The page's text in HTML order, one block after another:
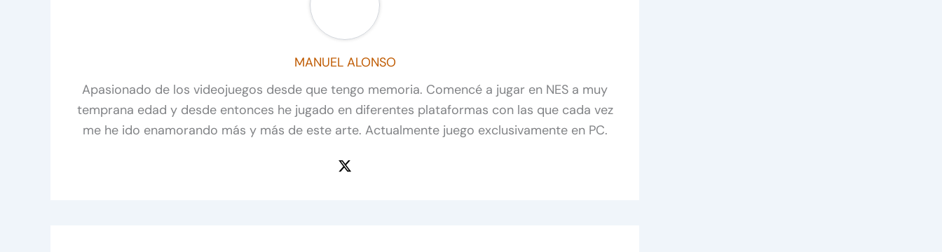
MANUEL ALONSO
Apasionado de los videojuegos desde que tengo memoria. Comencé a jugar en NES a muy
temprana edad y desde entonces he jugado en diferentes plataformas con las que cada vez
me he ido enamorando más y más de este arte. Actualmente juego exclusivamente en PC.